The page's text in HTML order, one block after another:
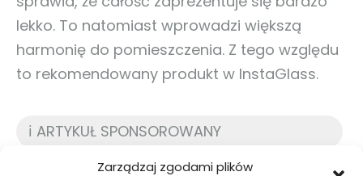
Zarządzaj zgodami plików
lekko. To natomiast wprowadzi większą
harmonię do pomieszczenia. Z tego względu
to rekomendowany produkt w InstaGlass.
ℹ️ ARTYKUŁ SPONSOROWANY